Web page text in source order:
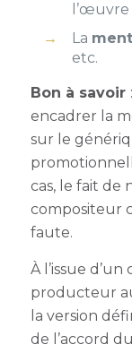
La
etc.
Bon à savoir
encadrer la
sur le
cas, le fait de
compositeur
faute.
À l’issue
producteur
la version
de l’accord